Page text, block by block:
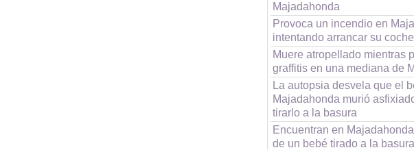
Majadahonda
Provoca un incendio en
intentando arrancar su coche
Muere atropellado mientras
graffitis en una mediana de
La autopsia desvela que el
Majadahonda murió
tirarlo a la basura
Encuentran en
de un bebé tirado a la basura